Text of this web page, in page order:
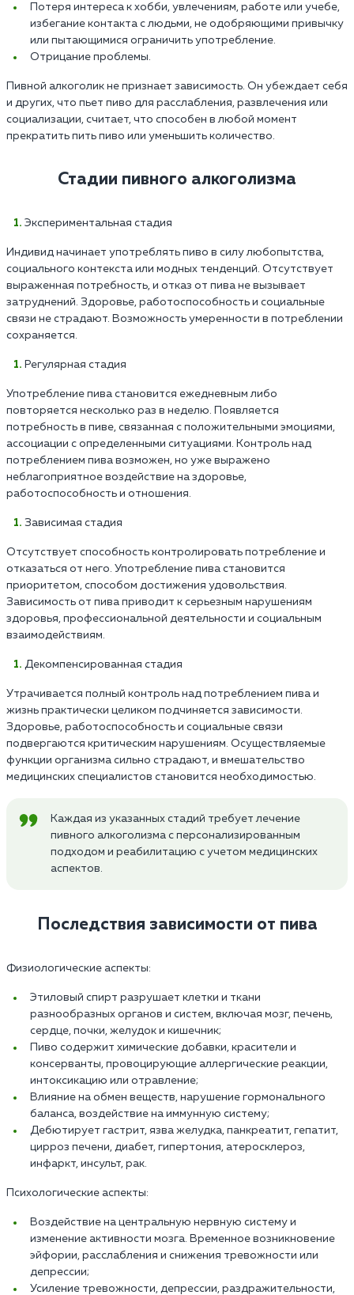
Потеря интереса к хобби, увлечениям, работе или учебе,
избегание контакта с людьми, не одобряющими привычку
или пытающимися ограничить употребление.
Отрицание проблемы.
Пивной алкоголик не признает зависимость. Он убеждает себя
и других, что пьет пиво для расслабления, развлечения или
социализации, считает, что способен в любой момент
прекратить пить пиво или уменьшить количество.
Стадии пивного алкоголизма
Экспериментальная стадия
Индивид начинает употреблять пиво в силу любопытства,
социального контекста или модных тенденций. Отсутствует
выраженная потребность, и отказ от пива не вызывает
затруднений. Здоровье, работоспособность и социальные
связи не страдают. Возможность умеренности в потреблении
сохраняется.
Регулярная стадия
Употребление пива становится ежедневным либо
повторяется несколько раз в неделю. Появляется
потребность в пиве, связанная с положительными эмоциями,
ассоциации с определенными ситуациями. Контроль над
потреблением пива возможен, но уже выражено
неблагоприятное воздействие на здоровье,
работоспособность и отношения.
Зависимая стадия
Отсутствует способность контролировать потребление и
отказаться от него. Употребление пива становится
приоритетом, способом достижения удовольствия.
Зависимость от пива приводит к серьезным нарушениям
здоровья, профессиональной деятельности и социальным
взаимодействиям.
Декомпенсированная стадия
Утрачивается полный контроль над потреблением пива и
жизнь практически целиком подчиняется зависимости.
Здоровье, работоспособность и социальные связи
подвергаются критическим нарушениям. Осуществляемые
функции организма сильно страдают, и вмешательство
медицинских специалистов становится необходимостью.
Каждая из указанных стадий требует лечение
пивного алкоголизма с персонализированным
подходом и реабилитацию с учетом медицинских
аспектов.
Последствия зависимости от пива
Физиологические аспекты:
Этиловый спирт разрушает клетки и ткани
разнообразных органов и систем, включая мозг, печень,
сердце, почки, желудок и кишечник;
Пиво содержит химические добавки, красители и
консерванты, провоцирующие аллергические реакции,
интоксикацию или отравление;
Влияние на обмен веществ, нарушение гормонального
баланса, воздействие на иммунную систему;
Дебютирует гастрит, язва желудка, панкреатит, гепатит,
цирроз печени, диабет, гипертония, атеросклероз,
инфаркт, инсульт, рак.
Психологические аспекты:
Воздействие на центральную нервную систему и
изменение активности мозга. Временное возникновение
эйфории, расслабления и снижения тревожности или
депрессии;
Усиление тревожности, депрессии, раздражительности,